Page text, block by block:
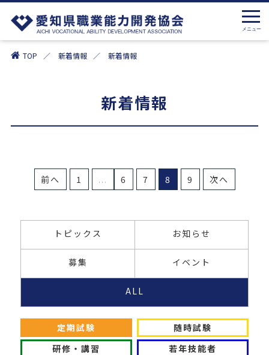
TOP 新着情報 新着情報
新着情報
前へ 1 ... 6 7 8 9 次へ
トピックス お知らせ
募集 イベント
ALL
定期試験
随時試験
研修・講習
若年技能者